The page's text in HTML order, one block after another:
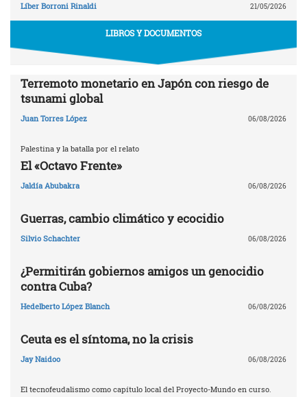
Líber Borroni Rinaldi 21/05/2026
LIBROS Y DOCUMENTOS
Terremoto monetario en Japón con riesgo de
tsunami global
Juan Torres López 06/08/2026
Palestina y la batalla por el relato
El «Octavo Frente»
Jaldía Abubakra 06/08/2026
Guerras, cambio climático y ecocidio
Silvio Schachter 06/08/2026
¿Permitirán gobiernos amigos un genocidio
contra Cuba?
Hedelberto López Blanch 06/08/2026
Ceuta es el síntoma, no la crisis
Jay Naidoo 06/08/2026
El tecnofeudalismo como capítulo local del Proyecto-Mundo en curso.